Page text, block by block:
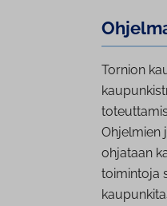
Tornion
Ohjelmien
ohjataan
toimintoja